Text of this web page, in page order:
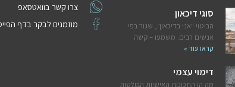
סוגי דיכאון
הביטוי "אני בדיכאון", שגור בפי
אנשים רבים. משמעו – קשה
קראו עוד »
דימוי עצמי
מה הן התכונות האישיות הבולטות
צרו קשר בוואטסאפ
מוזמנים לבקר בדף